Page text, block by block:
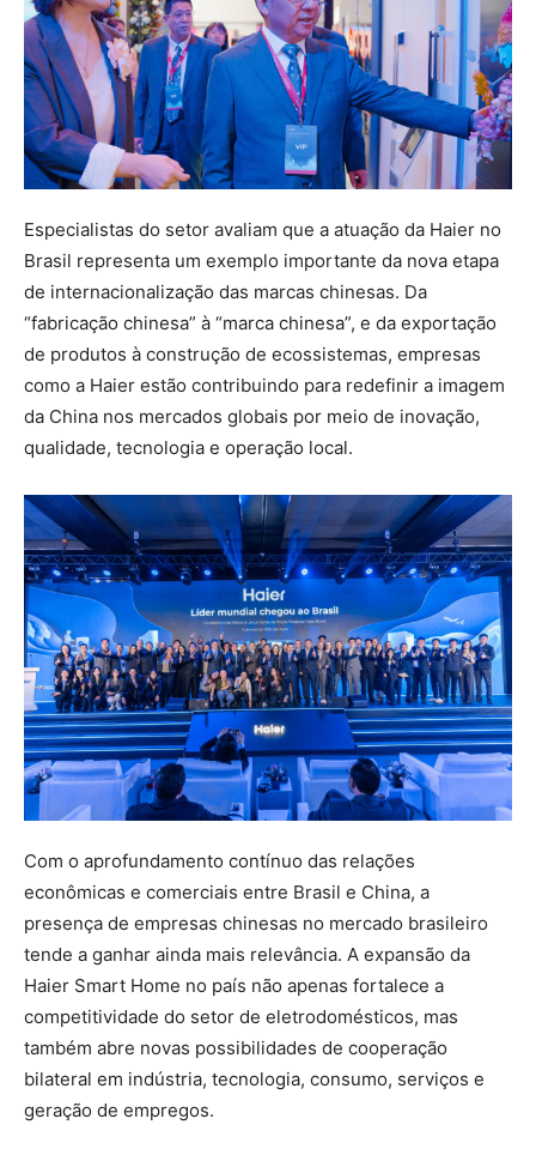
Especialistas do setor avaliam que a atuação da Haier no
Brasil representa um exemplo importante da nova etapa
de internacionalização das marcas chinesas. Da
“fabricação chinesa” à “marca chinesa”, e da exportação
de produtos à construção de ecossistemas, empresas
como a Haier estão contribuindo para redefinir a imagem
da China nos mercados globais por meio de inovação,
qualidade, tecnologia e operação local.
Com o aprofundamento contínuo das relações
econômicas e comerciais entre Brasil e China, a
presença de empresas chinesas no mercado brasileiro
tende a ganhar ainda mais relevância. A expansão da
Haier Smart Home no país não apenas fortalece a
competitividade do setor de eletrodomésticos, mas
também abre novas possibilidades de cooperação
bilateral em indústria, tecnologia, consumo, serviços e
geração de empregos.